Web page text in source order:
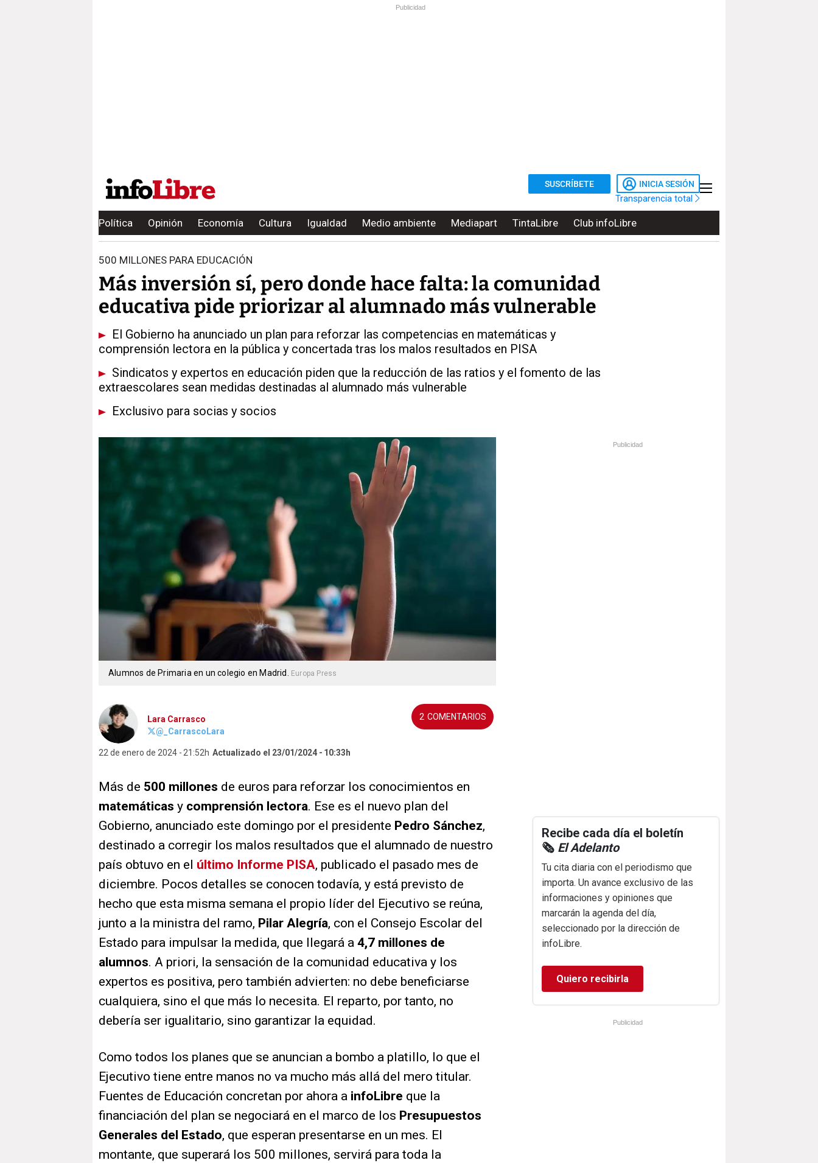
Publicidad
SUSCRÍBETE INICIA SESIÓN
Transparencia total
Política Opinión Economía Cultura Igualdad Medio ambiente Mediapart TintaLibre Club infoLibre
500 MILLONES PARA EDUCACIÓN
Más inversión sí, pero donde hace falta: la comunidad
educativa pide priorizar al alumnado más vulnerable
El Gobierno ha anunciado un plan para reforzar las competencias en matemáticas y
comprensión lectora en la pública y concertada tras los malos resultados en PISA
Sindicatos y expertos en educación piden que la reducción de las ratios y el fomento de las
extraescolares sean medidas destinadas al alumnado más vulnerable
Exclusivo para socias y socios
Alumnos de Primaria en un colegio en Madrid. Europa Press
Lara Carrasco
@_CarrascoLara
22 de enero de 2024 21:52h Actualizado el 23/01/2024 10:33h
2
Más de 500 millones de euros para reforzar los conocimientos en
matemáticas y comprensión lectora. Ese es el nuevo plan del
Gobierno, anunciado este domingo por el presidente Pedro Sánchez,
destinado a corregir los malos resultados que el alumnado de nuestro
país obtuvo en el último Informe PISA, publicado el pasado mes de
diciembre. Pocos detalles se conocen todavía, y está previsto de
hecho que esta misma semana el propio líder del Ejecutivo se reúna,
junto a la ministra del ramo, Pilar Alegría, con el Consejo Escolar del
Estado para impulsar la medida, que llegará a 4,7 millones de
alumnos. A priori, la sensación de la comunidad educativa y los
expertos es positiva, pero también advierten: no debe beneficiarse
cualquiera, sino el que más lo necesita. El reparto, por tanto, no
debería ser igualitario, sino garantizar la equidad.
Como todos los planes que se anuncian a bombo a platillo, lo que el
Ejecutivo tiene entre manos no va mucho más allá del mero titular.
Fuentes de Educación concretan por ahora a infoLibre que la
financiación del plan se negociará en el marco de los Presupuestos
Generales del Estado, que esperan presentarse en un mes. El
montante, que superará los 500 millones, servirá para toda la
Publicidad
Recibe cada día el boletín
🗞️ El Adelanto
Tu cita diaria con el periodismo que
importa. Un avance exclusivo de las
informaciones y opiniones que
marcarán la agenda del día,
seleccionado por la dirección de
infoLibre.
Quiero recibirla
Publicidad